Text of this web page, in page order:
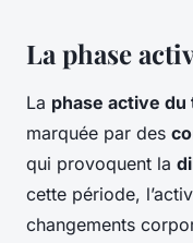
La phase
La phase active du
marquée par des
qui provoquent la
cette période,
changements